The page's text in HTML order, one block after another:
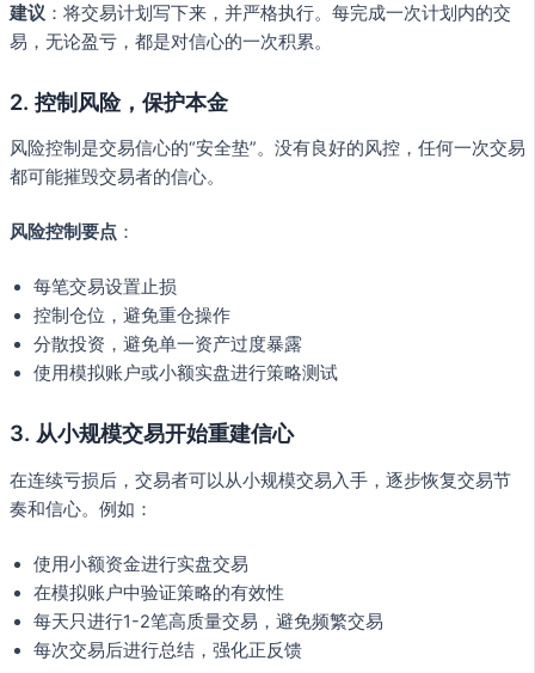
建议 ：将交易计划写下来，并严格执行。每完成一次计划内的交
易，无论盈亏，都是对信心的一次积累。
2. 控制风险，保护本金
风险控制是交易信心的“安全垫”。没有良好的风控，任何一次交易
都可能摧毁交易者的信心。
风险控制要点 ：
每笔交易设置止损
控制仓位，避免重仓操作
分散投资，避免单一资产过度暴露
使用模拟账户或小额实盘进行策略测试
3. 从小规模交易开始重建信心
在连续亏损后，交易者可以从小规模交易入手，逐步恢复交易节
奏和信心。例如：
使用小额资金进行实盘交易
在模拟账户中验证策略的有效性
每天只进行1-2笔高质量交易，避免频繁交易
每次交易后进行总结，强化正反馈